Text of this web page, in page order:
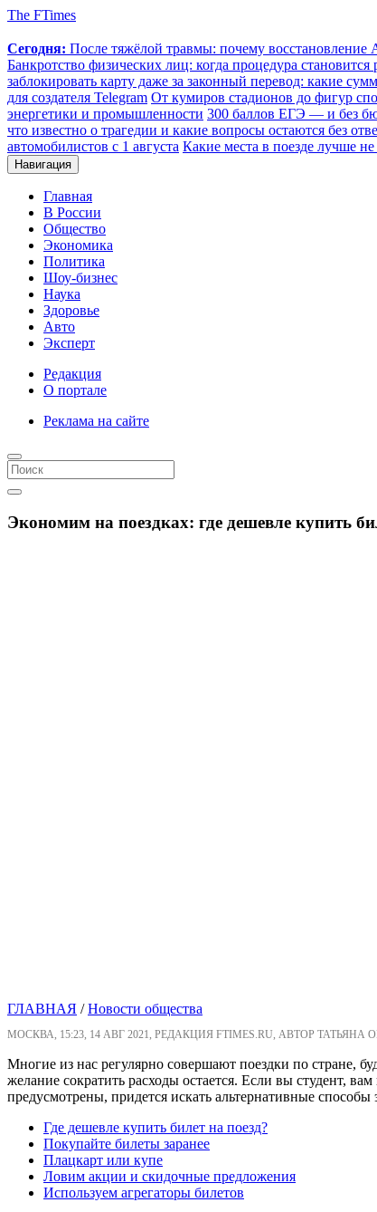
The FTimes
Сегодня: После тяжёлой травмы: почему восстановление
Банкротство физических лиц: когда процедура
заблокировать карту даже за законный перевод: какие
для создателя Telegram От кумиров стадионов до фигур
энергетики и промышленности 300 баллов ЕГЭ — и без
что известно о трагедии и какие вопросы остаются без
автомобилистов с 1 августа Какие места в поезде лучше
Навигация
Главная
В России
Общество
Экономика
Политика
Шоу-бизнес
Наука
Здоровье
Авто
Эксперт
Редакция
О портале
Реклама на сайте
Экономим на поездках: где дешевле купить
ГЛАВНАЯ /Новости общества
МОСКВА, 15:23, 14 АВГ 2021, РЕДАКЦИЯ FTIMES.RU, АВТОР ТАТЬЯНА
Многие из нас регулярно совершают поездки по стране,
желание сократить расходы остается. Если вы студент,
предусмотрены, придется искать альтернативные
Где дешевле купить билет на поезд?
Покупайте билеты заранее
Плацкарт или купе
Ловим акции и скидочные предложения
Используем агрегаторы билетов